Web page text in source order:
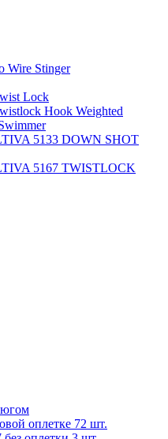
Wire Stinger
Lock
Hook Weighted
5133 DOWN SHOT
5167 TWISTLOCK
оплетке 72 шт.